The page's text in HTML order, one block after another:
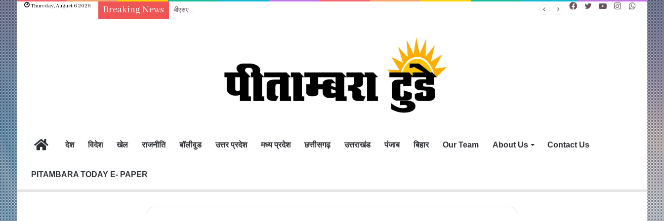
Thursday, August 6 2026 Breaking News बीएसए ने पूरे स्टाफ को थमाया कारण बताओ नोटिस
Instagram
YouTube
Twitter
Facebook
होम देश विदेश खेल राजनीति बॉलीवुड उत्तर प्रदेश मध्य प्रदेश छत्तीसगढ़ उत्तराखंड पंजाब बिहार Our Team About Us Contact Us
PITAMBARA TODAY E- PAPER